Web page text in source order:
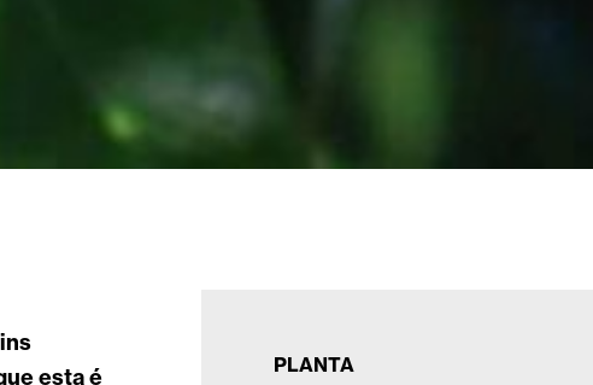
esta é
PLANTA